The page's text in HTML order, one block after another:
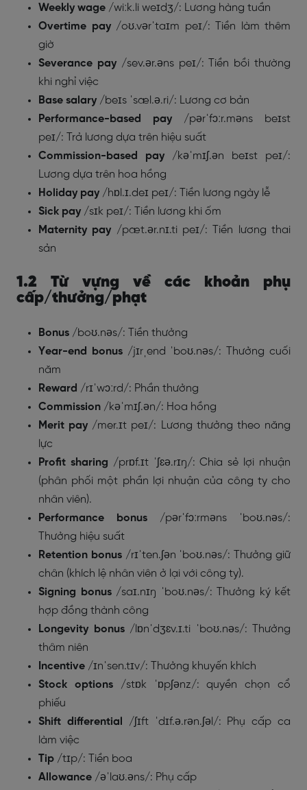
Weekly wage /wiːk.li weɪdʒ/: Lương hàng tuần
Overtime pay/oʊ.vərˈtaɪm peɪ/: Tiền làm thêm
giờ
Severance pay/sev.ər.əns peɪ/: Tiền bồi thường
khi nghỉ việc
Base salary /beɪs ˈsæl.ə.ri/: Lương cơ bản
Performance-based pay /pərˈfɔːr.məns beɪst
peɪ/: Trả lương dựa trên hiệu suất
Commission-based pay /kəˈmɪʃ.ən beɪst peɪ/:
Lương dựa trên hoa hồng
Holiday pay /hɒl.ɪ.deɪ peɪ/: Tiền lương ngày lễ
Sick pay /sɪk peɪ/: Tiền lương khi ốm
Maternity pay /pæt.ər.nɪ.ti peɪ/: Tiền lương thai
sản
1.2 Từ vựng về các khoản phụ
cấp/thưởng/phạt
Bonus /boʊ.nəs/: Tiền thưởng
Year-end bonus/jɪrˌend ˈboʊ.nəs/: Thưởng cuối
năm
Reward /rɪˈwɔːrd/: Phần thưởng
Commission /kəˈmɪʃ.ən/: Hoa hồng
Merit pay /mer.ɪt peɪ/: Lương thưởng theo năng
lực
Profit sharing /prɒf.ɪt ˈʃɛə.rɪŋ/: Chia sẻ lợi nhuận
(phân phối một phần lợi nhuận của công ty cho
nhân viên).
Performance bonus /pərˈfɔːrməns ˈboʊ.nəs/:
Thưởng hiệu suất
Retention bonus /rɪˈten.ʃən ˈboʊ.nəs/: Thưởng giữ
chân (khích lệ nhân viên ở lại với công ty).
Signing bonus/saɪ.nɪŋ ˈboʊ.nəs/: Thưởng ký kết
hợp đồng thành công
Longevity bonus /lɒnˈdʒɛv.ɪ.ti ˈboʊ.nəs/: Thưởng
thâm niên
Incentive /ɪnˈsen.tɪv/: Thưởng khuyến khích
Stock options /stɒk ˈɒpʃənz/: quyền chọn cổ
phiếu
Shift differential /ʃɪft ˈdɪf.ə.rən.ʃəl/: Phụ cấp ca
làm việc
Tip /tɪp/: Tiền boa
Allowance /əˈlaʊ.əns/: Phụ cấp